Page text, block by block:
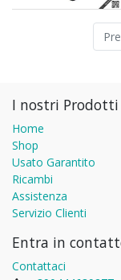
I nostri Prodotti
Home
Shop
Usato Garantito
Ricambi
Assistenza
Servizio Clienti
Entra in
Contattaci